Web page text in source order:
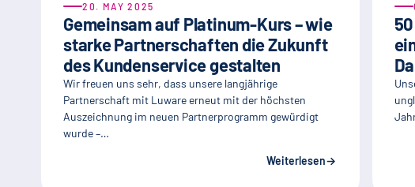
20. MAY 2025
Gemeinsam auf Platinum-Kurs – wie
starke Partnerschaften die Zukunft
des Kundenservice gestalten
Wir freuen uns sehr, dass unsere langjährige
Partnerschaft mit Luware erneut mit der höchsten
Auszeichnung im neuen Partnerprogramm gewürdigt
wurde –…
Weiterlesen→